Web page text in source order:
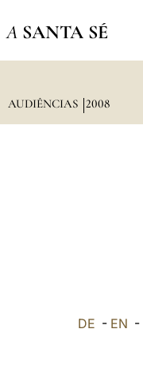
A SANTA SÉ
AUDIÊNCIAS 2008
DE - EN -